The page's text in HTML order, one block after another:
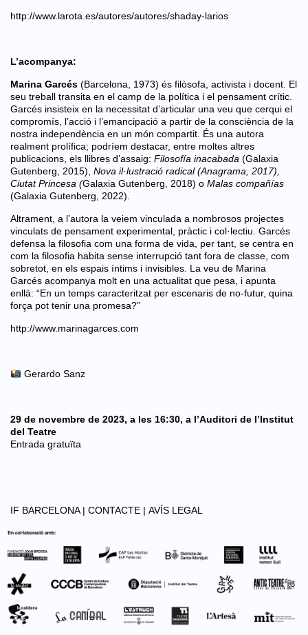
http://www.larota.es/autores/autores/shaday-larios
L’acompanya:
Marina Garcés (Barcelona, 1973) és filòsofa, activista i docent. El
seu treball transita en el camp de la política i el pensament crític.
Garcés insisteix en la necessitat d’articular una veu que cerqui el
compromís, l’acció i l’emancipació a partir de la consciència de la
nostra independència en un món compartit. És una autora
realment prolífica; podríem destacar, entre moltes altres
publicacions, els llibres d’assaig: Filosofía inacabada (Galaxia
Gutenberg, 2015), Nova il·lustració radical (Anagrama, 2017),
Ciutat Princesa (Galaxia Gutenberg, 2018) o Malas compañías
(Galaxia Gutenberg, 2022).
Altrament, a l’autora la veiem vinculada a nombrosos projectes
vinculats de pensament experimental, pràctic i col·lectiu. Garcés
defensa la filosofia com una forma de vida, per tant, se centra en
com la filosofia habita sense interrupció tant fora de classe, com
sobretot, en els espais íntims i invisibles. La veu de Marina
Garcés acompanya molt en una actualitat que pesa, i apunta
enllà: “En un temps caracteritzat per escenaris de no-futur, quina
força pot tenir una promesa?”
http://www.marinagarces.com
Gerardo Sanz
29 de novembre de 2023, a les 16:30, a l’Auditori de l’Institut
del Teatre
Entrada gratuïta
IF BARCELONA | CONTACTE | AVÍS LEGAL